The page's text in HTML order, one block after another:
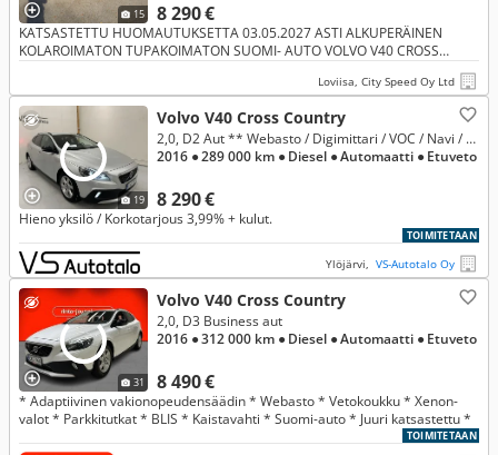
15 8 290 €
KATSASTETTU HUOMAUTUKSETTA 03.05.2027 ASTI ALKUPERÄINEN
KOLAROIMATON TUPAKOIMATON SUOMI- AUTO VOLVO V40 CROSS
Loviisa, City Speed Oy Ltd
19
Volvo V40 Cross Country
8 290 €
2,0, D2 Aut ** Webasto / Digimittari / VOC / Navi / Huippuyksilö **
2016 ● 289 000 km ● Diesel ● Automaatti ● Etuveto
Hieno yksilö / Korkotarjous 3,99% + kulut.
TOIMITETAAN
Ylöjärvi, VS-Autotalo Oy
31
Volvo V40 Cross Country
8 490 €
2,0, D3 Business aut
2016 ● 312 000 km ● Diesel ● Automaatti ● Etuveto
* Adaptiivinen vakionopeudensäädin * Webasto * Vetokoukku * Xenon-
valot * Parkkitutkat * BLIS * Kaistavahti * Suomi-auto * Juuri katsastettu *
TOIMITETAAN